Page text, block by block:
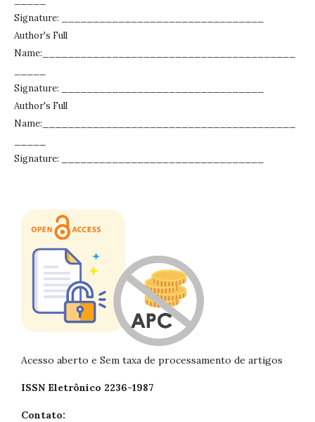
Signature: ________________________________
Author's Full
Name:________________________________________
Signature: ________________________________
Author's Full
Name:________________________________________
Signature: ________________________________
Acesso aberto e Sem taxa de processamento de artigos
ISSN Eletrônico 2236-1987
Contato: